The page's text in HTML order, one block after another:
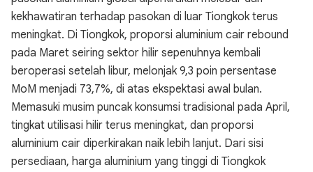
kekhawatiran terhadap pasokan di luar Tiongkok terus
meningkat. Di Tiongkok, proporsi aluminium cair rebound
pada Maret seiring sektor hilir sepenuhnya kembali
beroperasi setelah libur, melonjak 9,3 poin persentase
MoM menjadi 73,7%, di atas ekspektasi awal bulan.
Memasuki musim puncak konsumsi tradisional pada April,
tingkat utilisasi hilir terus meningkat, dan proporsi
aluminium cair diperkirakan naik lebih lanjut. Dari sisi
persediaan, harga aluminium yang tinggi di Tiongkok